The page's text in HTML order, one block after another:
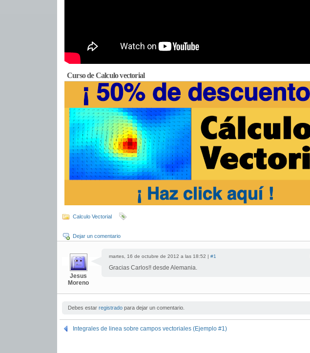
Curso de Calculo vectorial
Calculo Vectorial
Dejar un comentario
Jesus
Moreno
martes, 16 de octubre de 2012 a las 18:52 | #1
Gracias Carlos!! desde Alemania.
Debes estar registrado para dejar un comentario.
Integrales de linea sobre campos vectoriales (Ejemplo #1)